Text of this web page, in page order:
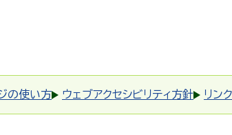
の使い方 ウェブアクセシビリティ方針 リン